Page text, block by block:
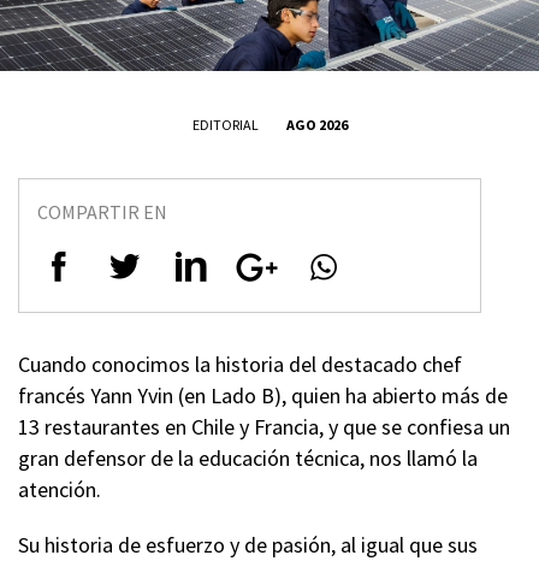
EDITORIAL AGO 2026
COMPARTIR EN
Cuando conocimos la historia del destacado chef
francés Yann Yvin (en Lado B), quien ha abierto más de
13 restaurantes en Chile y Francia, y que se confiesa un
gran defensor de la educación técnica, nos llamó la
atención.
Su historia de esfuerzo y de pasión, al igual que sus